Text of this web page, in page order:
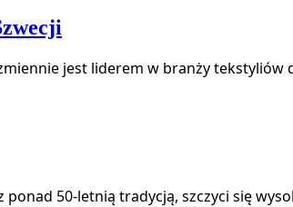
jest liderem w branży
50-letnią tradycją, szczyci się